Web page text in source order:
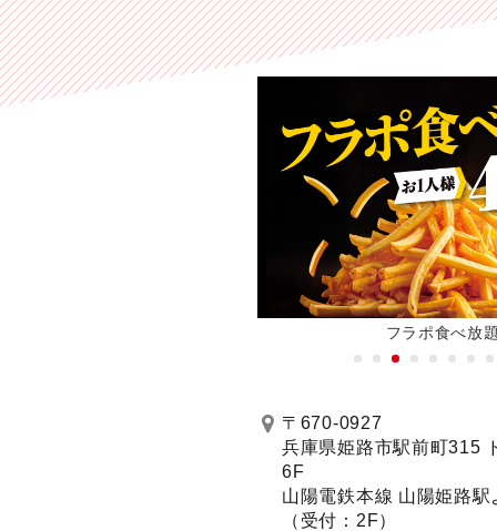
フラポ食べ放
〒670-0927
兵庫県姫路市駅前町315
6F
山陽電鉄本線 山陽姫路駅
（受付：2F）
401号室 レセプションルーム（DVD設
MAX（曲数豊富）